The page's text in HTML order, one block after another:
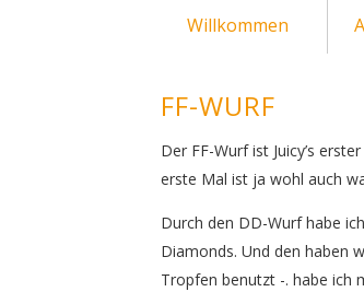
Willkommen
FF-WURF
Der FF-Wurf ist Juicy’s
erste Mal ist ja wohl auch
Durch den DD-Wurf habe
Diamonds. Und den haben
Tropfen benutzt -. habe ich